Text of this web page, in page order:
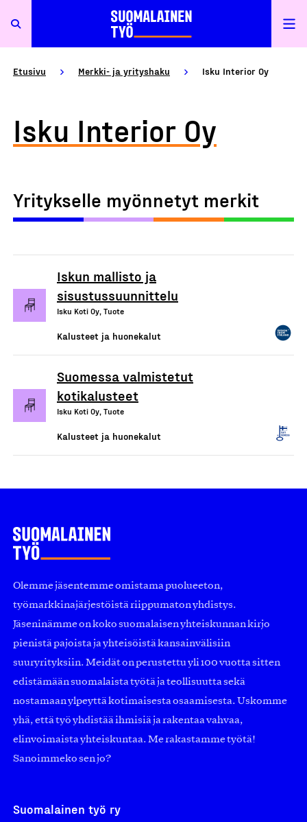
Etusivu Merkki- ja yrityshaku Isku Interior Oy
Isku Interior Oy
Yritykselle myönnetyt merkit
Iskun mallisto ja
sisustussuunnittelu
Isku Koti Oy, Tuote
Kalusteet ja huonekalut
Suomessa valmistetut
kotikalusteet
Isku Koti Oy, Tuote
Kalusteet ja huonekalut
Olemme jäsentemme omistama puolueeton,
työmarkkinajärjestöistä riippumaton yhdistys.
Jäseninämme on koko suomalaisen yhteiskunnan kirjo
pienistä pajoista ja yhteisöistä kansainvälisiin
suuryrityksiin. Meidät on perustettu yli 100 vuotta sitten
edistämään suomalaista työtä ja teollisuutta sekä
nostamaan ylpeyttä kotimaisesta osaamisesta. Uskomme
yhä, että työ yhdistää ihmisiä ja rakentaa vahvaa,
elinvoimaista yhteiskuntaa. Me rakastamme työtä!
Sanoimmeko sen jo?
Suomalainen työ ry